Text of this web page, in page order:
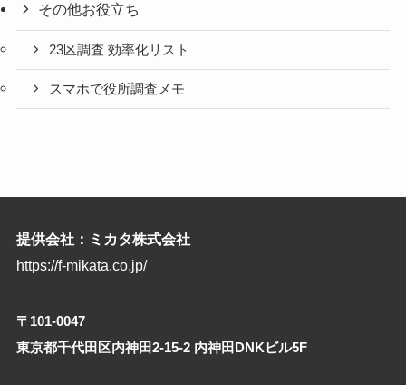
その他お役立ち
23区調査 効率化リスト
スマホで役所調査メモ
提供会社：ミカタ株式会社
https://f-mikata.co.jp/
〒101-0047
東京都千代田区内神田2-15-2 内神田DNKビル5F